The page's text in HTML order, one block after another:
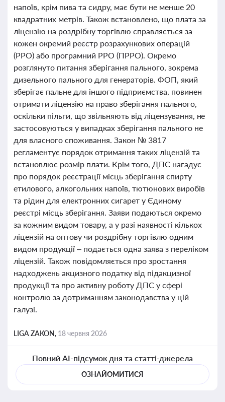
напоїв, крім пива та сидру, має бути не менше 20
квадратних метрів. Також встановлено, що плата за
ліцензію на роздрібну торгівлю справляється за
кожен окремий реєстр розрахункових операцій
(РРО) або програмний РРО (ПРРО). Окремо
розглянуто питання зберігання пального, зокрема
дизельного пального для генераторів. ФОП, який
зберігає пальне для іншого підприємства, повинен
отримати ліцензію на право зберігання пального,
оскільки пільги, що звільняють від ліцензування, не
застосовуються у випадках зберігання пального не
для власного споживання. Закон № 3817
регламентує порядок отримання таких ліцензій та
встановлює розмір плати. Крім того, ДПС нагадує
про порядок реєстрації місць зберігання спирту
етилового, алкогольних напоїв, тютюнових виробів
та рідин для електронних сигарет у Єдиному
реєстрі місць зберігання. Заяви подаються окремо
за кожним видом товару, а у разі наявності кількох
ліцензій на оптову чи роздрібну торгівлю одним
видом продукції – подається одна заява з переліком
ліцензій. Також повідомляється про зростання
надходжень акцизного податку від підакцизної
продукції та про активну роботу ДПС у сфері
контролю за дотриманням законодавства у цій
галузі.
LIGA ZAKON, 18 червня 2026
Повний AI-підсумок дня та статті-джерела
ОЗНАЙОМИТИСЯ